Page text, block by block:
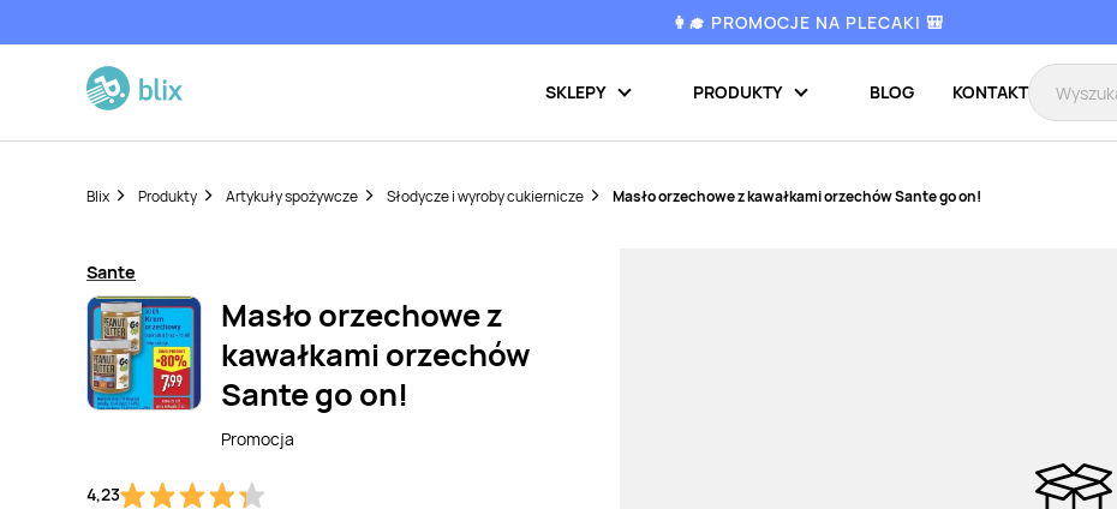
👩‍🎓 PROMOCJE NA PLECAKI 🎒
SKLEPY PRODUKTY BLOG KONTAKT
Blix Produkty Artykuły spożywcze Słodycze i wyroby cukiernicze Masło orzechowe z kawałkami orzechów Sante go on!
Sante
Masło orzechowe z
kawałkami orzechów
Sante go on!
Promocja
4,23